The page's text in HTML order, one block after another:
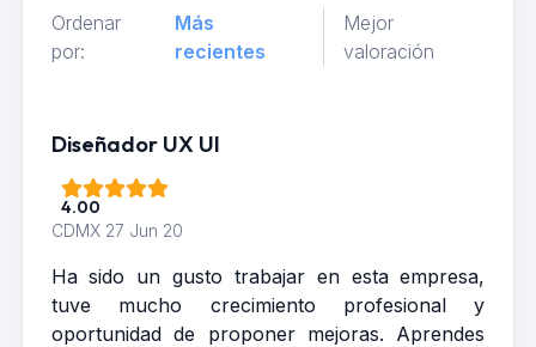
Ordenar
por:
Más
recientes
Mejor
valoración
Diseñador UX UI
4.00
CDMX 27 Jun 20
Ha sido un gusto trabajar en esta empresa,
tuve mucho crecimiento profesional y
oportunidad de proponer mejoras. Aprendes